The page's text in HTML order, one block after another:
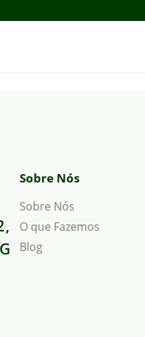
Sobre Nós
Sobre Nós
O que Fazemos
Blog